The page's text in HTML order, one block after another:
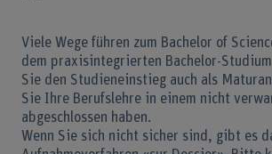
Viele Wege führen zum Bachelor of
dem praxisintegrierten Bachelor-
Sie den Studieneinstieg auch als
Sie Ihre Berufslehre in einem nicht
abgeschlossen haben.
Wenn Sie sich nicht sicher sind, gibt es